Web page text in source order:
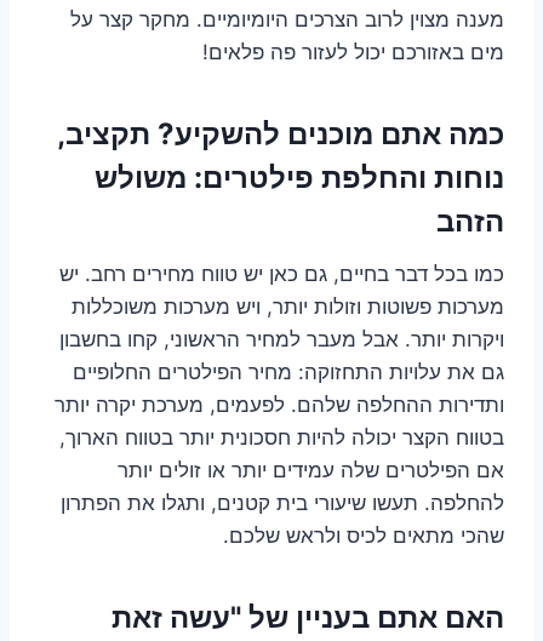
מענה מצוין לרוב הצרכים היומיומיים. מחקר קצר על
מים באזורכם יכול לעזור פה פלאים!
כמה אתם מוכנים להשקיע? תקציב,
נוחות והחלפת פילטרים: משולש
הזהב
כמו בכל דבר בחיים, גם כאן יש טווח מחירים רחב. יש
מערכות פשוטות וזולות יותר, ויש מערכות משוכללות
ויקרות יותר. אבל מעבר למחיר הראשוני, קחו בחשבון
גם את עלויות התחזוקה: מחיר הפילטרים החלופיים
ותדירות ההחלפה שלהם. לפעמים, מערכת יקרה יותר
בטווח הקצר יכולה להיות חסכונית יותר בטווח הארוך,
אם הפילטרים שלה עמידים יותר או זולים יותר
להחלפה. תעשו שיעורי בית קטנים, ותגלו את הפתרון
שהכי מתאים לכיס ולראש שלכם.
האם אתם בעניין של "עשה זאת